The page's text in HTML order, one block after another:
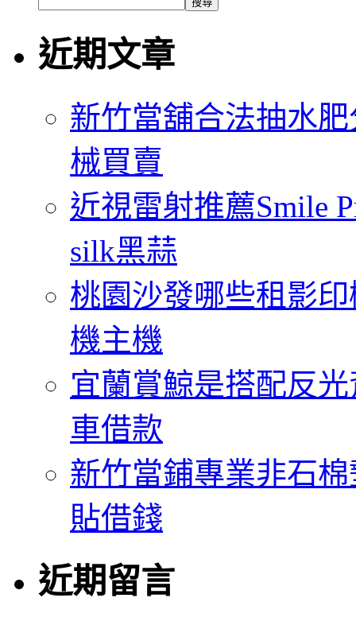
近期文章
新竹當舖合法抽水
械買賣
近視雷射推薦Smile
silk黑蒜
桃園沙發哪些租影
機主機
宜蘭賞鯨是搭配反
車借款
新竹當鋪專業非石
貼借錢
近期留言